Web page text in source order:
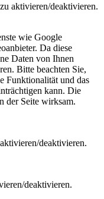
aktivieren/deaktivieren.
wie Google
Da diese
Daten von Ihnen
Bitte beachten Sie,
Funktionalität und das
kann. Die
der Seite wirksam.
deaktivieren.
deaktivieren.